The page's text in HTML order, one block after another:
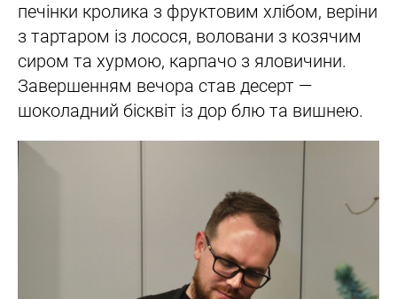
печінки кролика з фруктовим хлібом, веріни
з тартаром із лосося, воловани з козячим
сиром та хурмою, карпачо з яловичини.
Завершенням вечора став десерт —
шоколадний бісквіт із дор блю та вишнею.